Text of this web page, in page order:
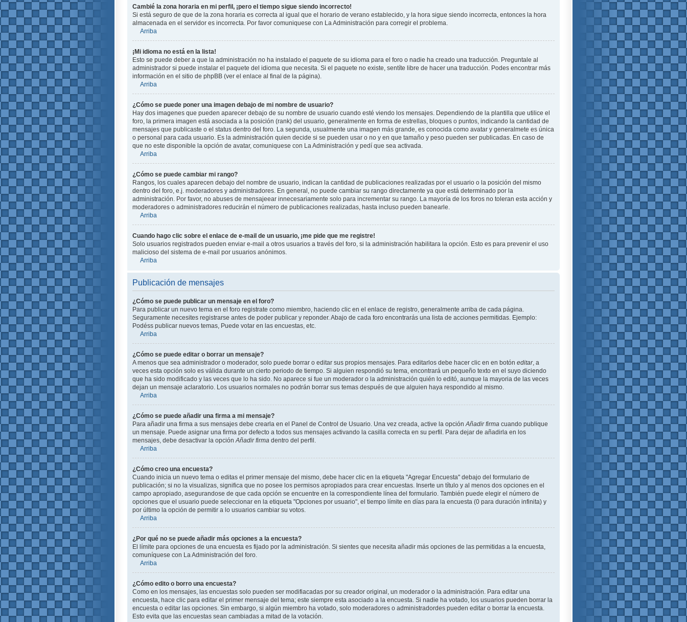
Cambié la zona horaria en mi perfil, ¡pero el tiempo sigue siendo incorrecto!
Si está seguro de que de la zona horaria es correcta al igual que el horario de verano establecido, y la hora sigue siendo incorrecta, entonces la hora
almacenada en el servidor es incorrecta. Por favor comuniquese con La Administración para corregir el problema.
Arriba
¡Mi idioma no está en la lista!
Esto se puede deber a que la administración no ha instalado el paquete de su idioma para el foro o nadie ha creado una traducción. Preguntale al
administrador si puede instalar el paquete del idioma que necesita. Si el paquete no existe, sentíte libre de hacer una traducción. Podes encontrar más
información en el sitio de phpBB (ver el enlace al final de la página).
Arriba
¿Cómo se puede poner una imagen debajo de mi nombre de usuario?
Hay dos imagenes que pueden aparecer debajo de su nombre de usuario cuando esté viendo los mensajes. Dependiendo de la plantilla que utilice el
foro, la primera imagen está asociada a la posición (rank) del usuario, generalmente en forma de estrellas, bloques o puntos, indicando la cantidad de
mensajes que publicaste o el status dentro del foro. La segunda, usualmente una imagen más grande, es conocida como avatar y generalmete es única
o personal para cada usuario. Es la administración quien decide si se pueden usar o no y en que tamaño y peso pueden ser publicadas. En caso de
que no este disponible la opción de avatar, comuniquese con La Administración y pedí que sea activada.
Arriba
¿Cómo se puede cambiar mi rango?
Rangos, los cuales aparecen debajo del nombre de usuario, indican la cantidad de publicaciones realizadas por el usuario o la posición del mismo
dentro del foro, e.j. moderadores y administradores. En general, no puede cambiar su rango directamente ya que está determinado por la
administración. Por favor, no abuses de mensajeear innecesariamente solo para incrementar su rango. La mayoría de los foros no toleran esta acción y
moderadores o administradores reducirán el número de publicaciones realizadas, hasta incluso pueden banearle.
Arriba
Cuando hago clic sobre el enlace de e-mail de un usuario, ¡me pide que me registre!
Solo usuarios registrados pueden enviar e-mail a otros usuarios a través del foro, si la administración habilitara la opción. Esto es para prevenir el uso
malicioso del sistema de e-mail por usuarios anónimos.
Arriba
Publicación de mensajes
¿Cómo se puede publicar un mensaje en el foro?
Para publicar un nuevo tema en el foro registrate como miembro, haciendo clic en el enlace de registro, generalmente arriba de cada página.
Seguramente necesites registrarse antes de poder publicar y reponder. Abajo de cada foro encontrarás una lista de acciones permitidas. Ejemplo:
Podéss publicar nuevos temas, Puede votar en las encuestas, etc.
Arriba
¿Cómo se puede editar o borrar un mensaje?
A menos que sea administrador o moderador, solo puede borrar o editar sus propios mensajes. Para editarlos debe hacer clic en en botón editar, a
veces esta opción solo es válida durante un cierto periodo de tiempo. Si alguien respondió su tema, encontrará un pequeño texto en el suyo diciendo
que ha sido modificado y las veces que lo ha sido. No aparece si fue un moderador o la administración quién lo editó, aunque la mayoria de las veces
dejan un mensaje aclaratorio. Los usuarios normales no podrán borrar sus temas después de que alguien haya respondido al mismo.
Arriba
¿Cómo se puede añadir una firma a mi mensaje?
Para añadir una firma a sus mensajes debe crearla en el Panel de Control de Usuario. Una vez creada, active la opción Añadir firma cuando publique
un mensaje. Puede asignar una firma por defecto a todos sus mensajes activando la casilla correcta en su perfil. Para dejar de añadirla en los
mensajes, debe desactivar la opción Añadir firma dentro del perfil.
Arriba
¿Cómo creo una encuesta?
Cuando inicia un nuevo tema o editas el primer mensaje del mismo, debe hacer clic en la etiqueta "Agregar Encuesta" debajo del formulario de
publicación; si no la visualizas, significa que no posee los permisos apropiados para crear encuestas. Inserte un título y al menos dos opciones en el
campo apropiado, asegurandose de que cada opción se encuentre en la correspondiente línea del formulario. También puede elegir el número de
opciones que el usuario puede seleccionar en la etiqueta "Opciones por usuario", el tiempo límite en días para la encuesta (0 para duración infinita) y
por último la opción de permitir a lo usuarios cambiar su votos.
Arriba
¿Por qué no se puede añadir más opciones a la encuesta?
El límite para opciones de una encuesta es fijado por la administración. Si sientes que necesita añadir más opciones de las permitidas a la encuesta,
comuníquese con La Administración del foro.
Arriba
¿Cómo edito o borro una encuesta?
Como en los mensajes, las encuestas solo pueden ser modifiacadas por su creador original, un moderador o la administración. Para editar una
encuesta, hace clic para editar el primer mensaje del tema; este siempre esta asociado a la encuesta. Si nadie ha votado, los usuarios pueden borrar la
encuesta o editar las opciones. Sin embargo, si algún miembro ha votado, solo moderadores o administradordes pueden editar o borrar la encuesta.
Esto evita que las encuestas sean cambiadas a mitad de la votación.